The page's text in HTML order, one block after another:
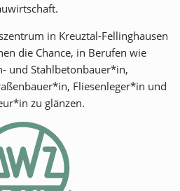
in Kreuztal-Fellinghausen
die Chance, in Berufen wie
und Stahlbetonbauer*in,
Fliesenleger*in und
zu glänzen.